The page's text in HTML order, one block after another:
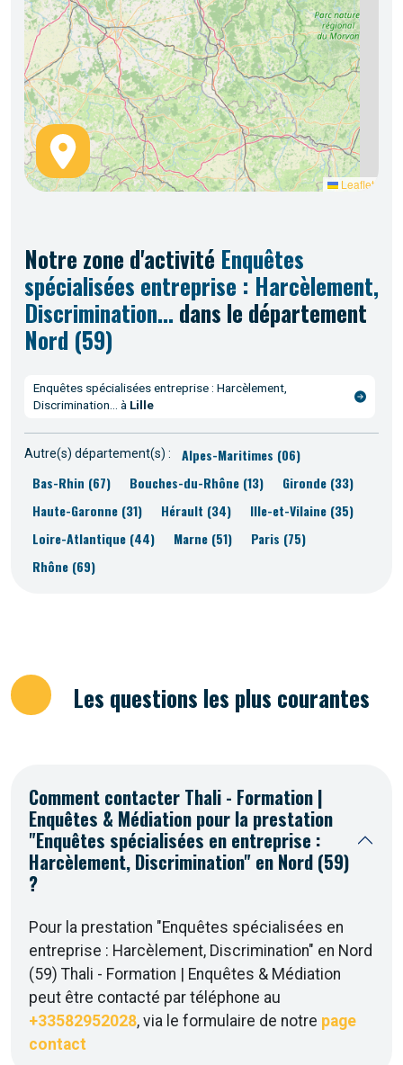
Leaflet
Notre zone d'activité Enquêtes
spécialisées entreprise : Harcèlement,
Discrimination... dans le département
Nord (59)
Enquêtes spécialisées entreprise : Harcèlement,
Discrimination... à Lille
Autre(s) département(s) :
Alpes-Maritimes (06)
Bas-Rhin (67)
Bouches-du-Rhône (13)
Gironde (33)
Haute-Garonne (31)
Hérault (34)
Ille-et-Vilaine (35)
Loire-Atlantique (44)
Marne (51)
Paris (75)
Rhône (69)
Les questions les plus courantes
Comment contacter Thali - Formation |
Enquêtes & Médiation pour la prestation
"Enquêtes spécialisées en entreprise :
Harcèlement, Discrimination" en Nord (59)
?
Pour la prestation "Enquêtes spécialisées en
entreprise : Harcèlement, Discrimination" en Nord
(59) Thali - Formation | Enquêtes & Médiation
peut être contacté par téléphone au
+33582952028, via le formulaire de notre page
contact